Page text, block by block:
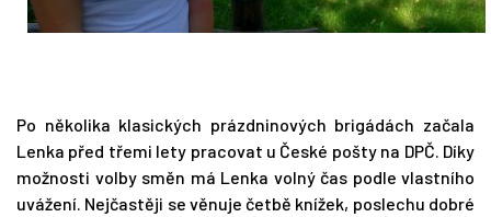
Po několika klasických prázdninových brigádách začala
Lenka před třemi lety pracovat u České pošty na DPČ. Díky
možnosti volby směn má Lenka volný čas podle vlastního
uvážení. Nejčastěji se věnuje četbě knížek, poslechu dobré